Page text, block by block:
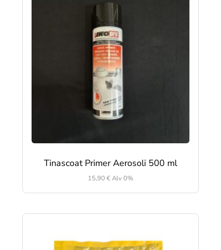
Tinascoat Primer Aerosoli 500 ml
15,90 €Alv 0%